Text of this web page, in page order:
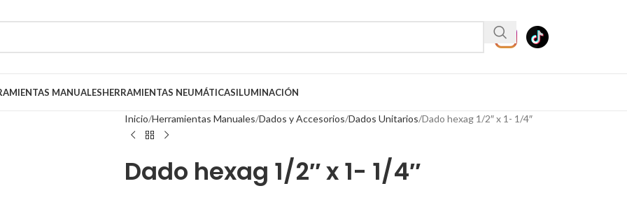
MANUALESHERRAMIENTAS NEUMÁTICASILUMINACIÓN
Inicio Herramientas Manuales Dados y Accesorios Dados Unitarios Dado hexag 1/2″ x 1- 1/4″
Dado hexag 1/2″ x 1- 1/4″